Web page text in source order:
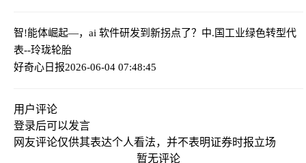
智!能体崛起—，ai 软件研发到新拐点了？ 中.国工业绿色转型代
表--玲珑轮胎
好奇心日报2026-06-04 07:48:45
用户评论
登录后可以发言
网友评论仅供其表达个人看法，并不表明证券时报立场
暂无评论